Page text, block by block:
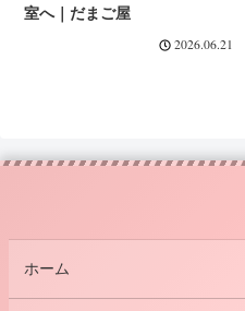
室へ｜だまご屋
2026.06.21
ホーム